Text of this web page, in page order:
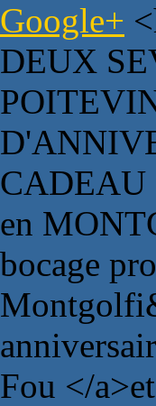
Google+
DEUX
CADEAU
en
bocage
Fou </